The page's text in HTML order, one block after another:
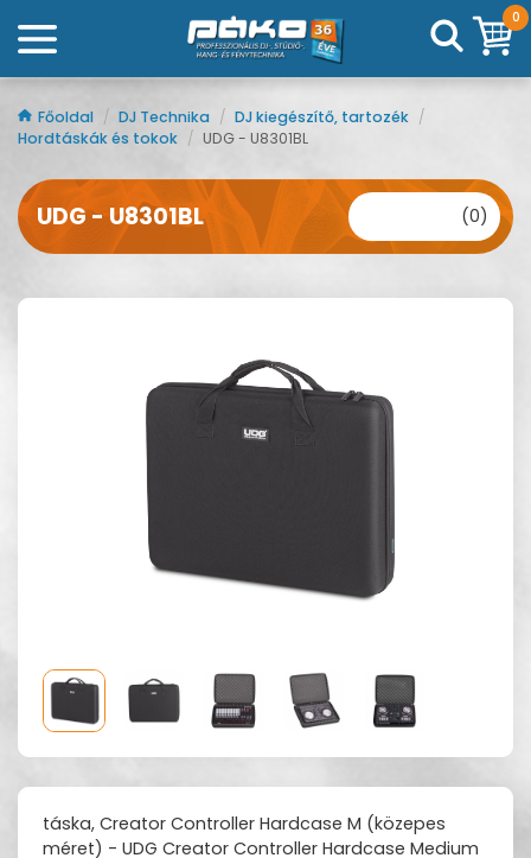
0
Főoldal / DJ Technika / DJ kiegészítő, tartozék /
Hordtáskák és tokok / UDG - U8301BL
UDG - U8301BL (0)
táska, Creator Controller Hardcase M (közepes
méret) - UDG Creator Controller Hardcase Medium